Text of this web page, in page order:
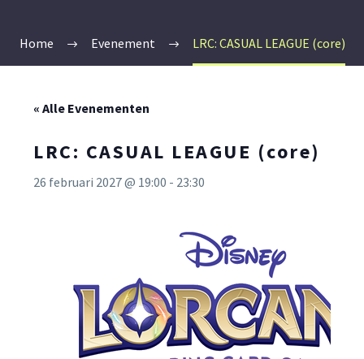
Home Evenement LRC: CASUAL LEAGUE (core)
« Alle Evenementen
LRC: CASUAL LEAGUE (core)
26 februari 2027 @ 19:00 - 23:30